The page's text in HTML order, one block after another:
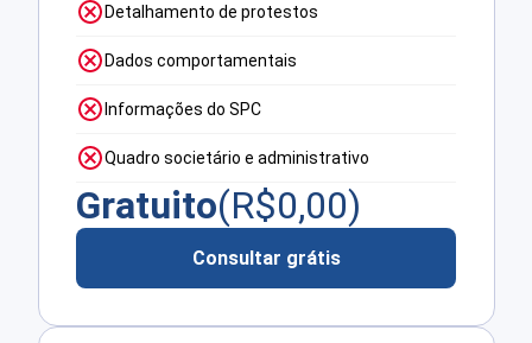
Detalhamento de protestos
Dados comportamentais
Informações do SPC
Quadro societário e administrativo
Gratuito(R$0,00)
Consultar grátis